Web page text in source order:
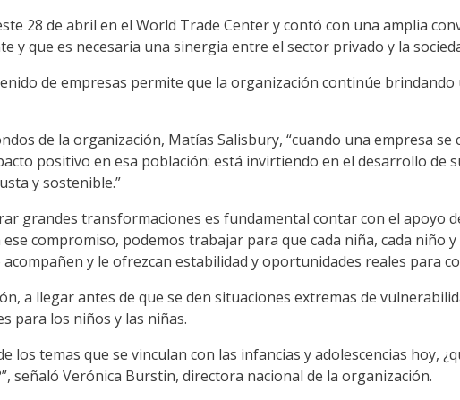
28 de abril en el World Trade Center y contó con una amplia
y que es necesaria una sinergia entre el sector privado y la
de empresas permite que la organización continúe brindando
de la organización, Matías Salisbury, “cuando una empresa
positivo en esa población: está invirtiendo en el desarrollo de
y sostenible.”
grandes transformaciones es fundamental contar con el apoyo
compromiso, podemos trabajar para que cada niña, cada niño y
y le ofrezcan estabilidad y oportunidades reales para
a llegar antes de que se den situaciones extremas de
para los niños y las niñas.
los temas que se vinculan con las infancias y adolescencias hoy,
señaló Verónica Burstin, directora nacional de la organización.